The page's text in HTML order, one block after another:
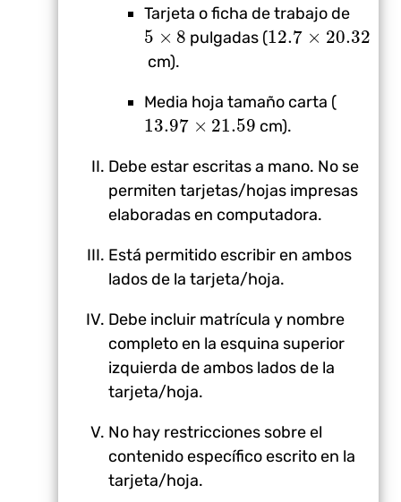
Tarjeta o ficha de trabajo de
5 × 8
5 ×8 pulgadas (12.7 × 20.32
12.7×20.32
cm).
Media hoja tamaño carta (
13.97 × 21.59
13.97×21.59 cm).
Debe estar escritas a mano. No se
permiten tarjetas/hojas impresas
elaboradas en computadora.
Está permitido escribir en ambos
lados de la tarjeta/hoja.
Debe incluir matrícula y nombre
completo en la esquina superior
izquierda de ambos lados de la
tarjeta/hoja.
No hay restricciones sobre el
contenido específico escrito en la
tarjeta/hoja.